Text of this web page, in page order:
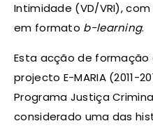
Intimidade (VD/VRI),
em formato b-learning.
Esta acção de
projecto E-MARIA (2011-
Programa Justiça
considerado uma das